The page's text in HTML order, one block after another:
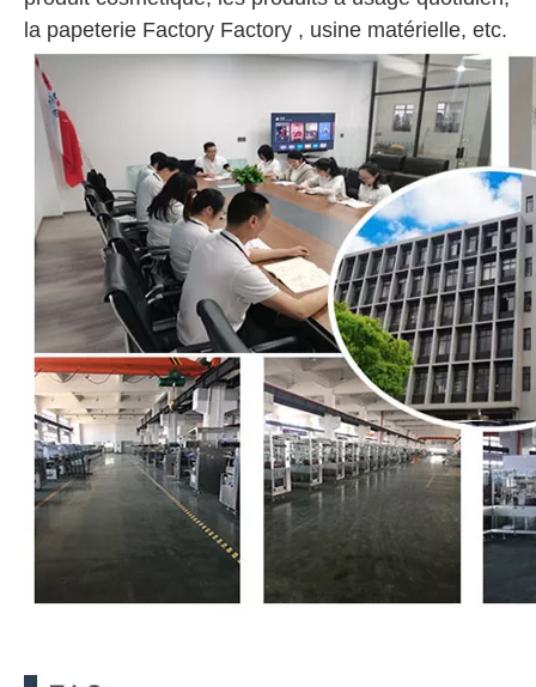
la papeterie Factory Factory , usine matérielle, etc.